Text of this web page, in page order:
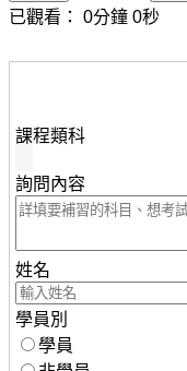
已觀看： 0分鐘 0秒
課程類科
詢問內容
姓名
學員別
學員